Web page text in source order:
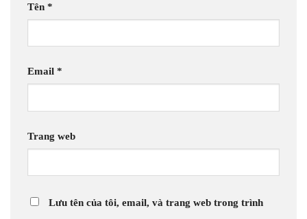
Tên *
Email *
Trang web
Lưu tên của tôi, email, và trang web trong trình